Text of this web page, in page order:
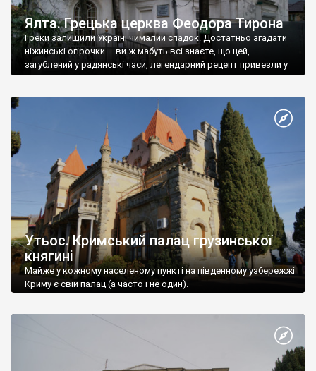
Ялта. Грецька церква Феодора Тирона
Греки залишили Україні чималий спадок. Достатньо згадати
ніжинські огірочки – ви ж мабуть всі знаєте, що цей,
загублений у радянські часи, легендарний рецепт привезли у
Ніжин греки?
Утьос. Кримський палац грузинської
княгині
Майже у кожному населеному пункті на південному узбережжі
Криму є свій палац (а часто і не один).